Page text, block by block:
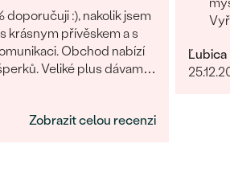
Round
Okem čistý
G- H
doporučuji :), nakolik jsem
krásnym přívěskem a s
Obchod nabízí
dávam i
Zobrazit celou recenzi
Ľubica